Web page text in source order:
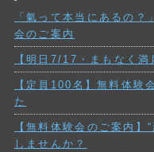
「氣って本当にあるの
会のご案内
【明日7/17・まもなく
【定員100名】無料体験
た
【無料体験会のご案内】
しませんか？